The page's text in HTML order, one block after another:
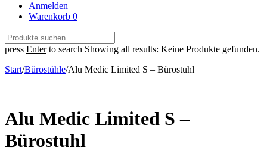
Anmelden
Warenkorb 0
press Enterto search Showing all results: Keine Produkte gefunden.
Start/Bürostühle/Alu Medic Limited S – Bürostuhl
Alu Medic Limited S –
Bürostuhl